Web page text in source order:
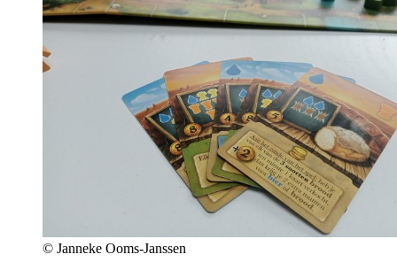
© Janneke Ooms-Janssen